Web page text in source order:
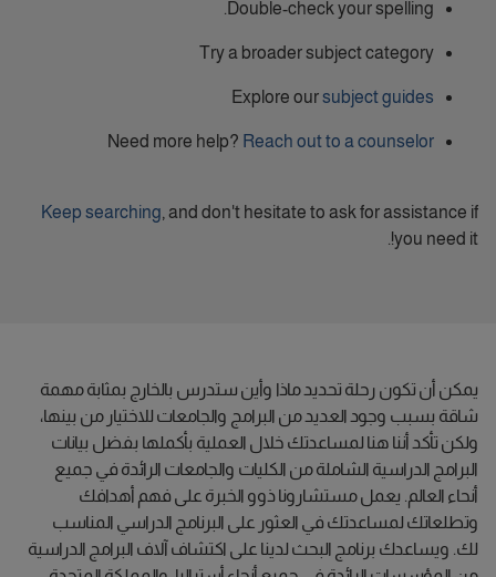
Double-check your spelling.
Try a broader subject category
Explore oursubject guides
Need more help? Reach out to a counselor
Keep searching , and don't hesitate to ask for assistance if
you need it!.
يمكن أن تكون رحلة تحديد ماذا وأين ستدرس بالخارج بمثابة مهمة
شاقة بسبب وجود العديد من البرامج والجامعات للاختيار من بينها،
ولكن تأكد أننا هنا لمساعدتك خلال العملية بأكملها بفضل بيانات
البرامج الدراسية الشاملة من الكليات والجامعات الرائدة في جميع
أنحاء العالم. يعمل مستشارونا ذوو الخبرة على فهم أهدافك
وتطلعاتك لمساعدتك في العثور على البرنامج الدراسي المناسب
لك. ويساعدك برنامج البحث لدينا على اكتشاف آلاف البرامج الدراسية